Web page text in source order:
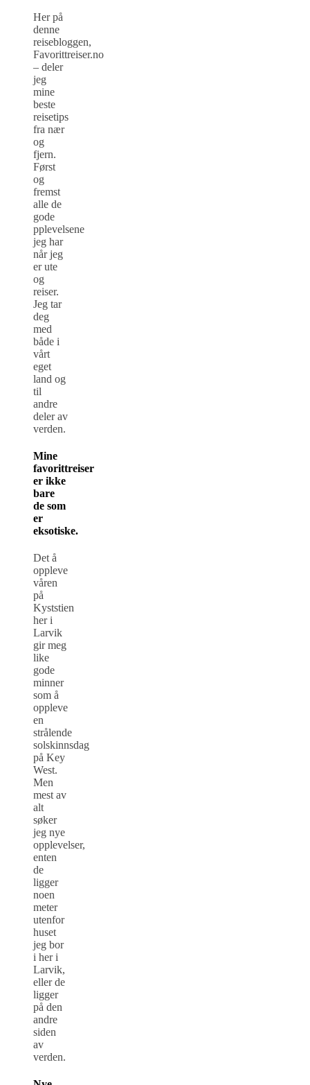
Her på
denne
reisebloggen,
Favorittreiser.no
– deler
jeg
mine
beste
reisetips
fra nær
og
fjern.
Først
og
fremst
alle de
gode
pplevelsene
jeg har
når jeg
er ute
og
reiser.
Jeg tar
deg
med
både i
vårt
eget
land og
til
andre
deler av
verden.
Mine
favorittreiser
er ikke
bare
de som
er
eksotiske.
Det å
oppleve
våren
på
Kyststien
her i
Larvik
gir meg
like
gode
minner
som å
oppleve
en
strålende
solskinnsdag
på Key
West.
Men
mest av
alt
søker
jeg nye
opplevelser,
enten
de
ligger
noen
meter
utenfor
huset
jeg bor
i her i
Larvik,
eller de
ligger
på den
andre
siden
av
verden.